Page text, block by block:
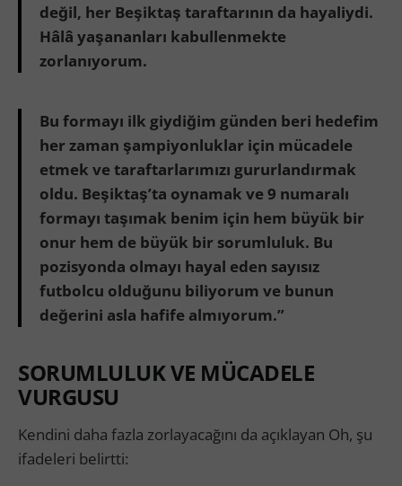
değil, her Beşiktaş taraftarının da hayaliydi.
Hâlâ yaşananları kabullenmekte
zorlanıyorum.
Bu formayı ilk giydiğim günden beri hedefim
her zaman şampiyonluklar için mücadele
etmek ve taraftarlarımızı gururlandırmak
oldu. Beşiktaş’ta oynamak ve 9 numaralı
formayı taşımak benim için hem büyük bir
onur hem de büyük bir sorumluluk. Bu
pozisyonda olmayı hayal eden sayısız
futbolcu olduğunu biliyorum ve bunun
değerini asla hafife almıyorum.”
SORUMLULUK VE MÜCADELE
VURGUSU
Kendini daha fazla zorlayacağını da açıklayan Oh, şu
ifadeleri belirtti: